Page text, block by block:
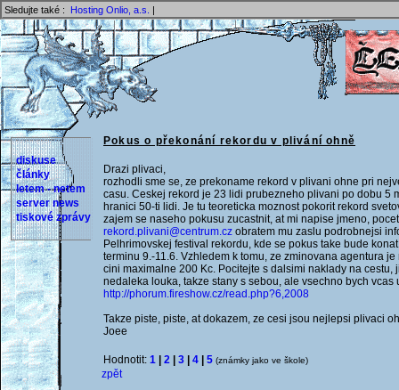
Sledujte také : Hosting Onlio, a.s. |
diskuse
články
letem - netem
server news
tiskové zprávy
Pokus o překonání rekordu v plivání ohně
Drazi plivaci,
rozhodli sme se, ze prekoname rekord v plivani ohne pri
casu. Ceskej rekord je 23 lidi prubezneho plivani po dobu 5
hranici 50-ti lidi. Je tu teoreticka moznost pokorit rekord
zajem se naseho pokusu zucastnit, at mi napise jmeno,
rekord.plivani@centrum.cz obratem mu zaslu podrobnejsi
Pelhrimovskej festival rekordu, kde se pokus take bude
terminu 9.-11.6. Vzhledem k tomu, ze zminovana agentura
cini maximalne 200 Kc. Pocitejte s dalsimi naklady na
nedaleka louka, takze stany s sebou, ale vsechno bych
http://phorum.fireshow.cz/read.php?6,2008
Takze piste, piste, at dokazem, ze cesi jsou nejlepsi plivaci
Joee
Hodnotit: 1 2 3 4 5 (známky jako ve škole)
zpět